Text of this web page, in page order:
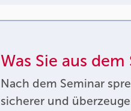
Was Sie aus
Nach dem Seminar
sicherer und